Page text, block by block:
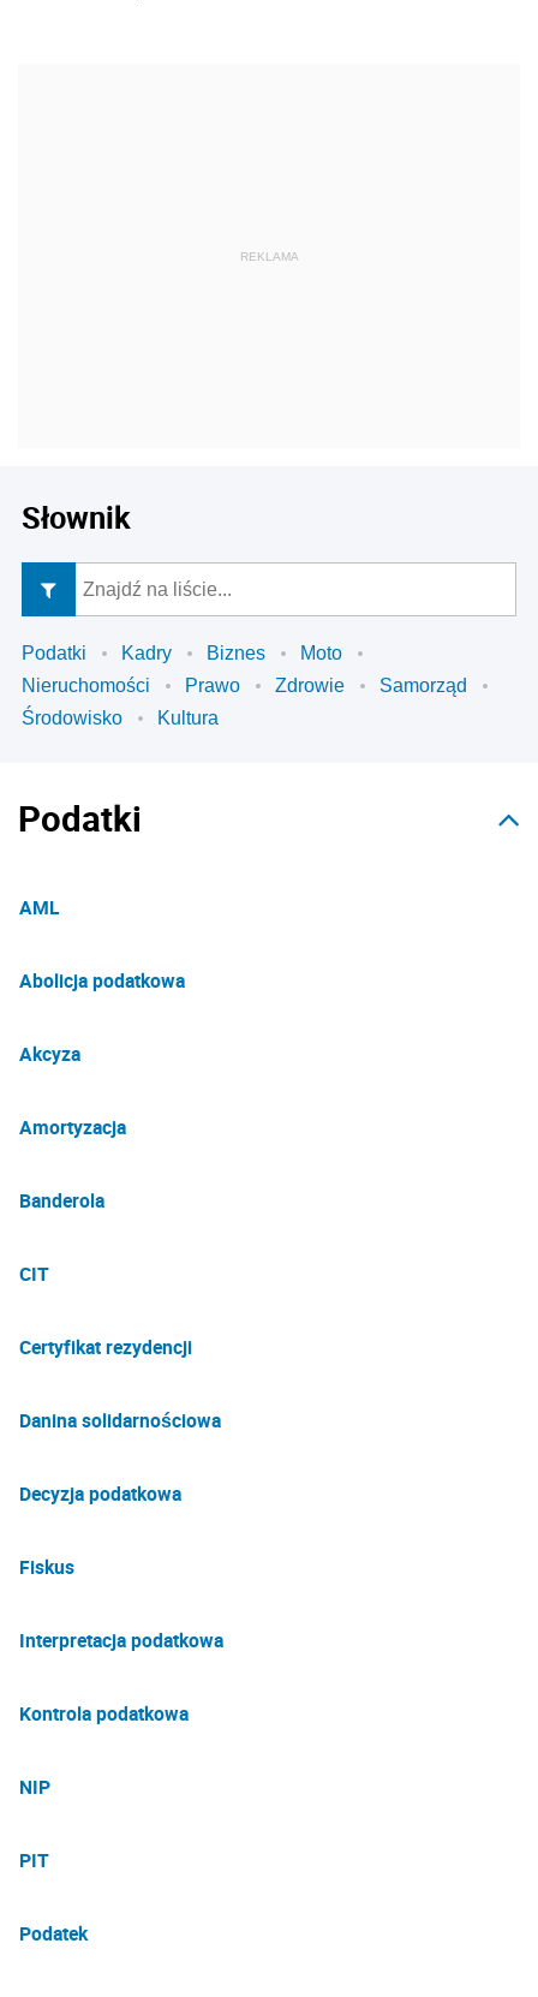
Słownik
Podatki Kadry Biznes
Moto
Nieruchomości
Prawo Zdrowie
Samorząd
Środowisko
Kultura
Podatki
AML
Abolicja podatkowa
Akcyza
Amortyzacja
Banderola
CIT
Certyfikat rezydencji
Danina solidarnościowa
Decyzja podatkowa
Fiskus
Interpretacja podatkowa
Kontrola podatkowa
NIP
PIT
Podatek